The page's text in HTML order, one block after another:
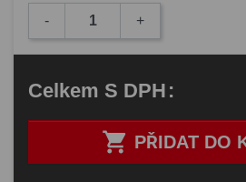
- +
 PŘIDAT DO
Celkem S DPH: